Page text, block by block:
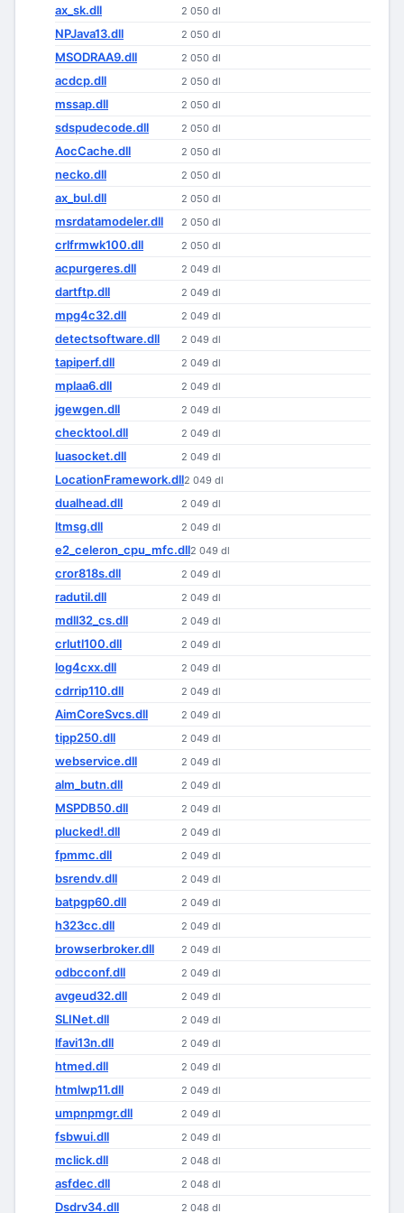
ax_sk.dll 2 050 dl
NPJava13.dll 2 050 dl
MSODRAA9.dll 2 050 dl
acdcp.dll 2 050 dl
mssap.dll 2 050 dl
sdspudecode.dll 2 050 dl
AocCache.dll 2 050 dl
necko.dll 2 050 dl
ax_bul.dll 2 050 dl
msrdatamodeler.dll 2 050 dl
crlfrmwk100.dll 2 050 dl
acpurgeres.dll 2 049 dl
dartftp.dll 2 049 dl
mpg4c32.dll 2 049 dl
detectsoftware.dll 2 049 dl
tapiperf.dll 2 049 dl
mplaa6.dll 2 049 dl
jgewgen.dll 2 049 dl
checktool.dll 2 049 dl
luasocket.dll 2 049 dl
LocationFramework.dll2 049 dl
dualhead.dll 2 049 dl
ltmsg.dll 2 049 dl
e2_celeron_cpu_mfc.dll2 049 dl
cror818s.dll 2 049 dl
radutil.dll 2 049 dl
mdll32_cs.dll 2 049 dl
crlutl100.dll 2 049 dl
log4cxx.dll 2 049 dl
cdrrip110.dll 2 049 dl
AimCoreSvcs.dll 2 049 dl
tipp250.dll 2 049 dl
webservice.dll 2 049 dl
alm_butn.dll 2 049 dl
MSPDB50.dll 2 049 dl
plucked!.dll 2 049 dl
fpmmc.dll 2 049 dl
bsrendv.dll 2 049 dl
batpgp60.dll 2 049 dl
h323cc.dll 2 049 dl
browserbroker.dll 2 049 dl
odbcconf.dll 2 049 dl
avgeud32.dll 2 049 dl
SLINet.dll 2 049 dl
lfavi13n.dll 2 049 dl
htmed.dll 2 049 dl
htmlwp11.dll 2 049 dl
umpnpmgr.dll 2 049 dl
fsbwui.dll 2 049 dl
mclick.dll 2 048 dl
asfdec.dll 2 048 dl
Dsdrv34.dll 2 048 dl